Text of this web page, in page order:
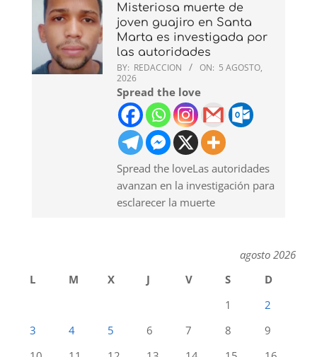
Misteriosa muerte de
joven guajiro en Santa
Marta es investigada por
las autoridades
BY: REDACCION ON: 5 AGOSTO,
2026
Spread the love
Spread the loveLas autoridades
avanzan en la investigación para
esclarecer la muerte
agosto 2026
L
M X J V S
D
1
2
3
4 5 6 7 8
9